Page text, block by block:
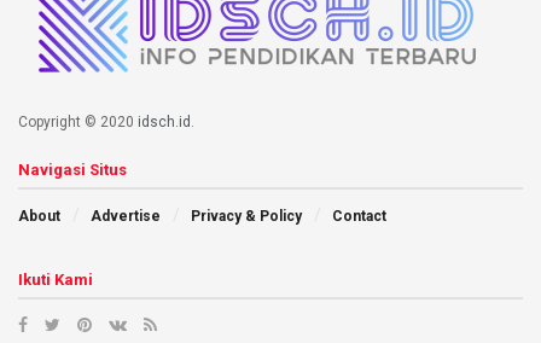
Copyright © 2020 idsch.id .
Navigasi Situs
About Advertise Privacy & Policy Contact
Ikuti Kami